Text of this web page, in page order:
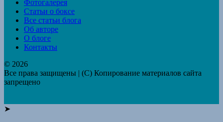
Фотогалерея
Статьи о боксе
Все статьи блога
Об авторе
О блоге
Контакты
© 2026
Все права защищены | (C) Копирование материалов сайта
запрещено
➤